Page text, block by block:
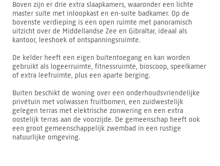
Boven zijn er drie extra slaapkamers, waaronder een lichte
master suite met inloopkast en en-suite badkamer. Op de
bovenste verdieping is een open ruimte met panoramisch
uitzicht over de Middellandse Zee en Gibraltar, ideaal als
kantoor, leeshoek of ontspanningsruimte.
De kelder heeft een eigen buitentoegang en kan worden
gebruikt als logeerruimte, fitnessruimte, bioscoop, speelkamer
of extra leefruimte, plus een aparte berging.
Buiten beschikt de woning over een onderhoudsvriendelijke
privétuin met volwassen fruitbomen, een zuidwestelijk
gelegen terras met elektrische zonwering en een extra
oostelijk terras aan de voorzijde. De gemeenschap heeft ook
een groot gemeenschappelijk zwembad in een rustige
natuurlijke omgeving.